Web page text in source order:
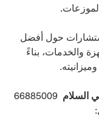
حول أفضل
والخدمات، بناءً
السلام 66885009